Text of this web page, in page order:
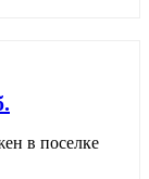
в поселке